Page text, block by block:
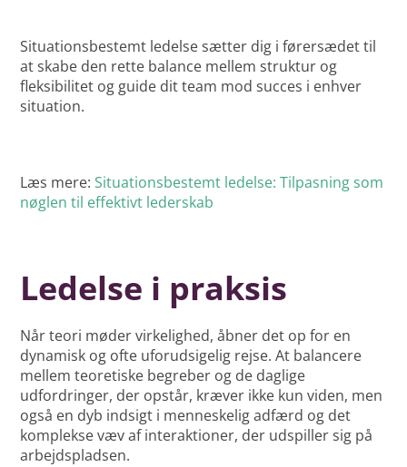
Situationsbestemt ledelse sætter dig i førersædet til
at skabe den rette balance mellem struktur og
fleksibilitet og guide dit team mod succes i enhver
situation.
Læs mere:Situationsbestemt ledelse: Tilpasning som
nøglen til effektivt lederskab
Ledelse i praksis
Når teori møder virkelighed, åbner det op for en
dynamisk og ofte uforudsigelig rejse. At balancere
mellem teoretiske begreber og de daglige
udfordringer, der opstår, kræver ikke kun viden, men
også en dyb indsigt i menneskelig adfærd og det
komplekse væv af interaktioner, der udspiller sig på
arbejdspladsen.